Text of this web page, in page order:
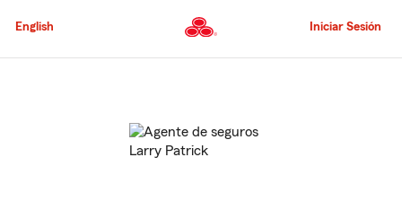
al
principal
English Iniciar Sesión